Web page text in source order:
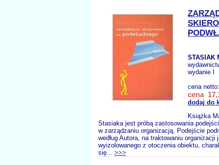
STASIAK
wydanie I
cena
cena
dodaj do
Książka
Stasiaka jest próbą zastosowania
w zarządzaniu organizacją. Podejście
według Autora, na traktowaniu organizacji
wyizolowanego z otoczenia obiektu,
się... >>>